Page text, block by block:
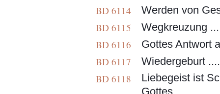
BD 6114
Werden von
BD 6115
Wegkreuzung
BD 6116
Gottes Antwort
BD 6117
Wiedergeburt
BD 6118
Liebegeist ist
Gottes ....